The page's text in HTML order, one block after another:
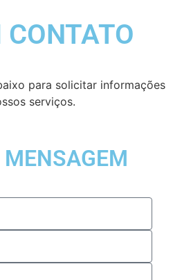
CONTATO
para solicitar informações
serviços.